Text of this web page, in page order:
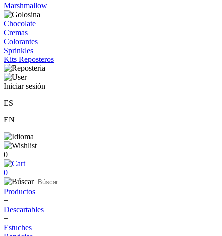
Marshmallow
Chocolate
Cremas
Colorantes
Sprinkles
Kits Reposteros
Iniciar sesión
ES
EN
0
0
Productos
+
Descartables
+
Estuches